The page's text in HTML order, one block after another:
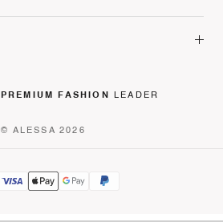
PREMIUM FASHION LEADER
© ALESSA 2026